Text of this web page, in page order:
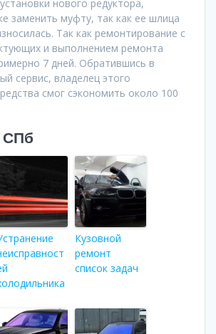
нового редуктора,
заменить муфту, так как ее шлица
Так как ремонтирование с
и выполнением ремонта
7 дней. Обратившись в
сервис, владелец этого
смог сэкономить около 100
СПб
Кузовной
ремонт
список задач